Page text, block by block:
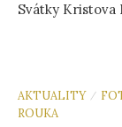
Svátky Kristova
AKTUALITY /
ROUKA